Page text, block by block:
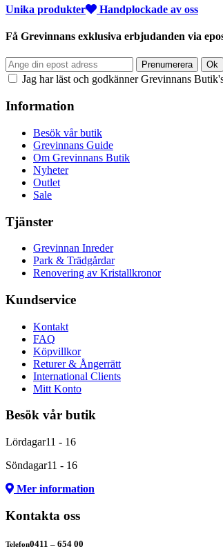
Unika produkter Handplockade av oss
Få Grevinnans exklusiva erbjudanden via
Jag har läst och godkänner Grevinnans
Information
Besök vår butik
Grevinnans Guide
Om Grevinnans Butik
Nyheter
Outlet
Sale
Tjänster
Grevinnan Inreder
Park & Trädgårdar
Renovering av Kristallkronor
Kundservice
Kontakt
FAQ
Köpvillkor
Returer & Ångerrätt
International Clients
Mitt Konto
Besök vår butik
Lördagar11 - 16
Söndagar11 - 16
Mer information
Kontakta oss
Telefon0411 – 654 00